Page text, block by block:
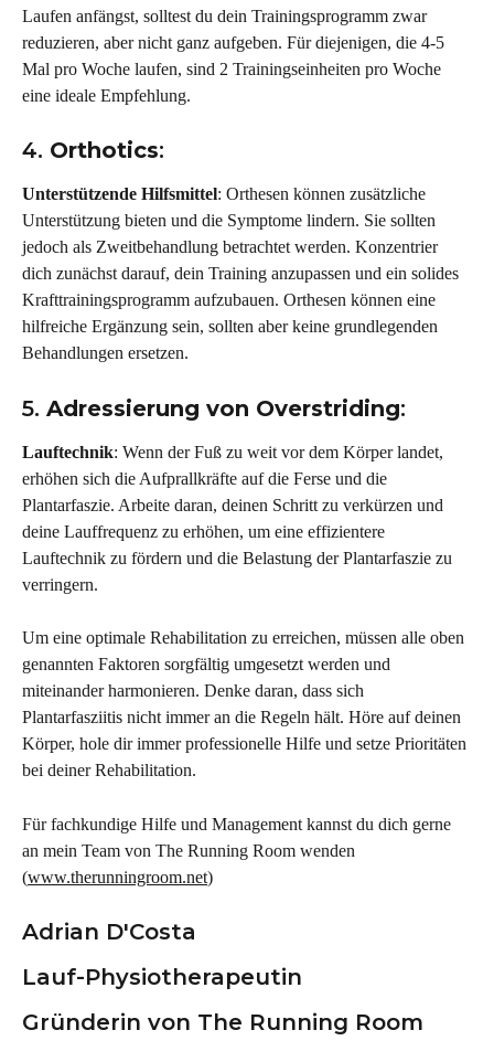
Laufen anfängst, solltest du dein Trainingsprogramm zwar
reduzieren, aber nicht ganz aufgeben. Für diejenigen, die 4-5
Mal pro Woche laufen, sind 2 Trainingseinheiten pro Woche
eine ideale Empfehlung.
4. Orthotics:
Unterstützende Hilfsmittel: Orthesen können zusätzliche
Unterstützung bieten und die Symptome lindern. Sie sollten
jedoch als Zweitbehandlung betrachtet werden. Konzentrier
dich zunächst darauf, dein Training anzupassen und ein solides
Krafttrainingsprogramm aufzubauen. Orthesen können eine
hilfreiche Ergänzung sein, sollten aber keine grundlegenden
Behandlungen ersetzen.
5. Adressierung von Overstriding:
Lauftechnik: Wenn der Fuß zu weit vor dem Körper landet,
erhöhen sich die Aufprallkräfte auf die Ferse und die
Plantarfaszie. Arbeite daran, deinen Schritt zu verkürzen und
deine Lauffrequenz zu erhöhen, um eine effizientere
Lauftechnik zu fördern und die Belastung der Plantarfaszie zu
verringern.
Um eine optimale Rehabilitation zu erreichen, müssen alle oben
genannten Faktoren sorgfältig umgesetzt werden und
miteinander harmonieren. Denke daran, dass sich
Plantarfasziitis nicht immer an die Regeln hält. Höre auf deinen
Körper, hole dir immer professionelle Hilfe und setze Prioritäten
bei deiner Rehabilitation.
Für fachkundige Hilfe und Management kannst du dich gerne
an mein Team von The Running Room wenden
(www.therunningroom.net)
Adrian D'Costa
Lauf-Physiotherapeutin
Gründerin von The Running Room